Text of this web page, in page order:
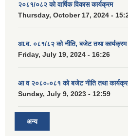
२०८१/०८२ को वार्षिक विकास कार्यक्रम
Thursday, October 17, 2024 -
आ.व. ०८१/८२ को नीति, बजेट तथा कार्यक्रम
Friday, July 19, 2024 - 16:26
आ व २०८०-०८१ को बजेट नीति तथा
Sunday, July 9, 2023 - 12:59
अन्य